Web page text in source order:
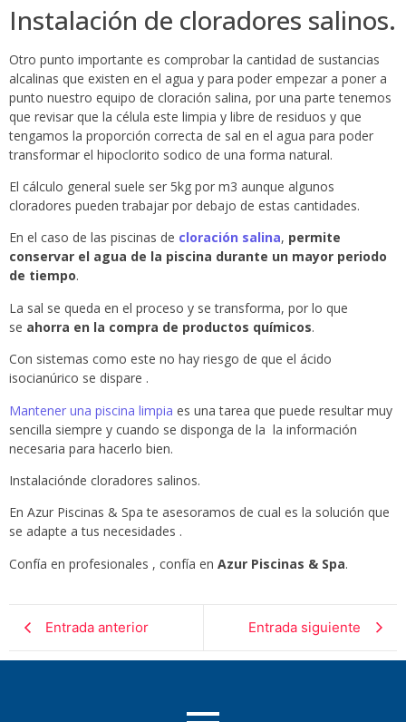
Instalación de cloradores salinos.
Otro punto importante es comprobar la cantidad de sustancias
alcalinas que existen en el agua y para poder empezar a poner a
punto nuestro equipo de cloración salina, por una parte tenemos
que revisar que la célula este limpia y libre de residuos y que
tengamos la proporción correcta de sal en el agua para poder
transformar el hipoclorito sodico de una forma natural.
El cálculo general suele ser 5kg por m3 aunque algunos
cloradores pueden trabajar por debajo de estas cantidades.
En el caso de las piscinas de cloración salina, permite
conservar el agua de la piscina durante un mayor periodo
de tiempo.
La sal se queda en el proceso y se transforma, por lo que
se ahorra en la compra de productos químicos.
Con sistemas como este no hay riesgo de que el ácido
isocianúrico se dispare .
Mantener una piscina limpia es una tarea que puede resultar muy
sencilla siempre y cuando se disponga de la la información
necesaria para hacerlo bien.
Instalaciónde cloradores salinos.
En Azur Piscinas & Spa te asesoramos de cual es la solución que
se adapte a tus necesidades .
Confía en profesionales , confía en Azur Piscinas & Spa.
Entrada anterior Entrada siguiente